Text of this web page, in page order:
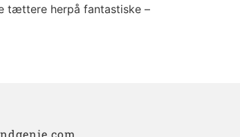
tættere herpå fantastiske –